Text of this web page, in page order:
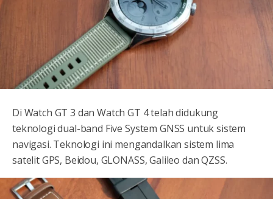
Di Watch GT 3 dan Watch GT 4 telah didukung
teknologi dual-band Five System GNSS untuk sistem
navigasi. Teknologi ini mengandalkan sistem lima
satelit GPS, Beidou, GLONASS, Galileo dan QZSS.